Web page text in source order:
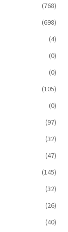
(768)
(698)
(4)
(0)
(0)
(105)
(0)
(97)
(32)
(47)
(145)
(32)
(26)
(40)